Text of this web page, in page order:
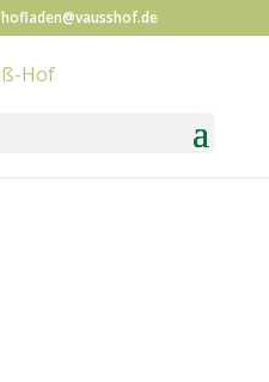
hofladen@vausshof.de